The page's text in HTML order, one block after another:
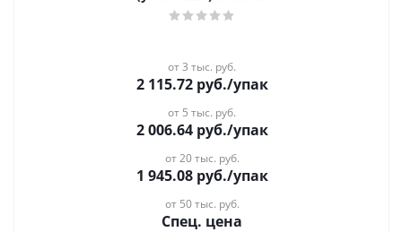
от 3 тыс. руб.
2 115.72руб./упак
от 5 тыс. руб.
2 006.64руб./упак
от 20 тыс. руб.
1 945.08руб./упак
от 50 тыс. руб.
Спец. цена